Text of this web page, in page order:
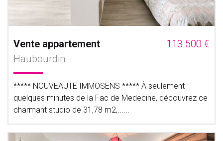
Vente appartement
113 500 €
Haubourdin
***** NOUVEAUTE IMMOSENS ***** À seulement
quelques minutes de la Fac de Medecine, découvrez ce
charmant studio de 31,78 m2,......